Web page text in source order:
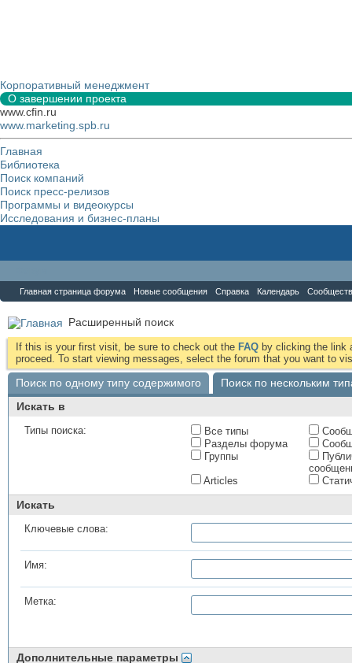
Корпоративный менеджмент
О завершении проекта
www.cfin.ru
www.marketing.spb.ru
Главная
Библиотека
Поиск компаний
Поиск пресс-релизов
Программы и видеокурсы
Исследования и бизнес-планы
Главная страница форума Новые сообщения Справка Календарь
Расширенный поиск
If this is your first visit, be sure to check out the FAQ by clicking the link
proceed. To start viewing messages, select the forum that you want to
Поиск по одному типу содержимого
Поиск по нескольким
Искать в
Типы поиска: Все типы
Разделы форума
Группы
Articles
Искать
Ключевые слова:
Имя:
Метка:
Дополнительные параметры